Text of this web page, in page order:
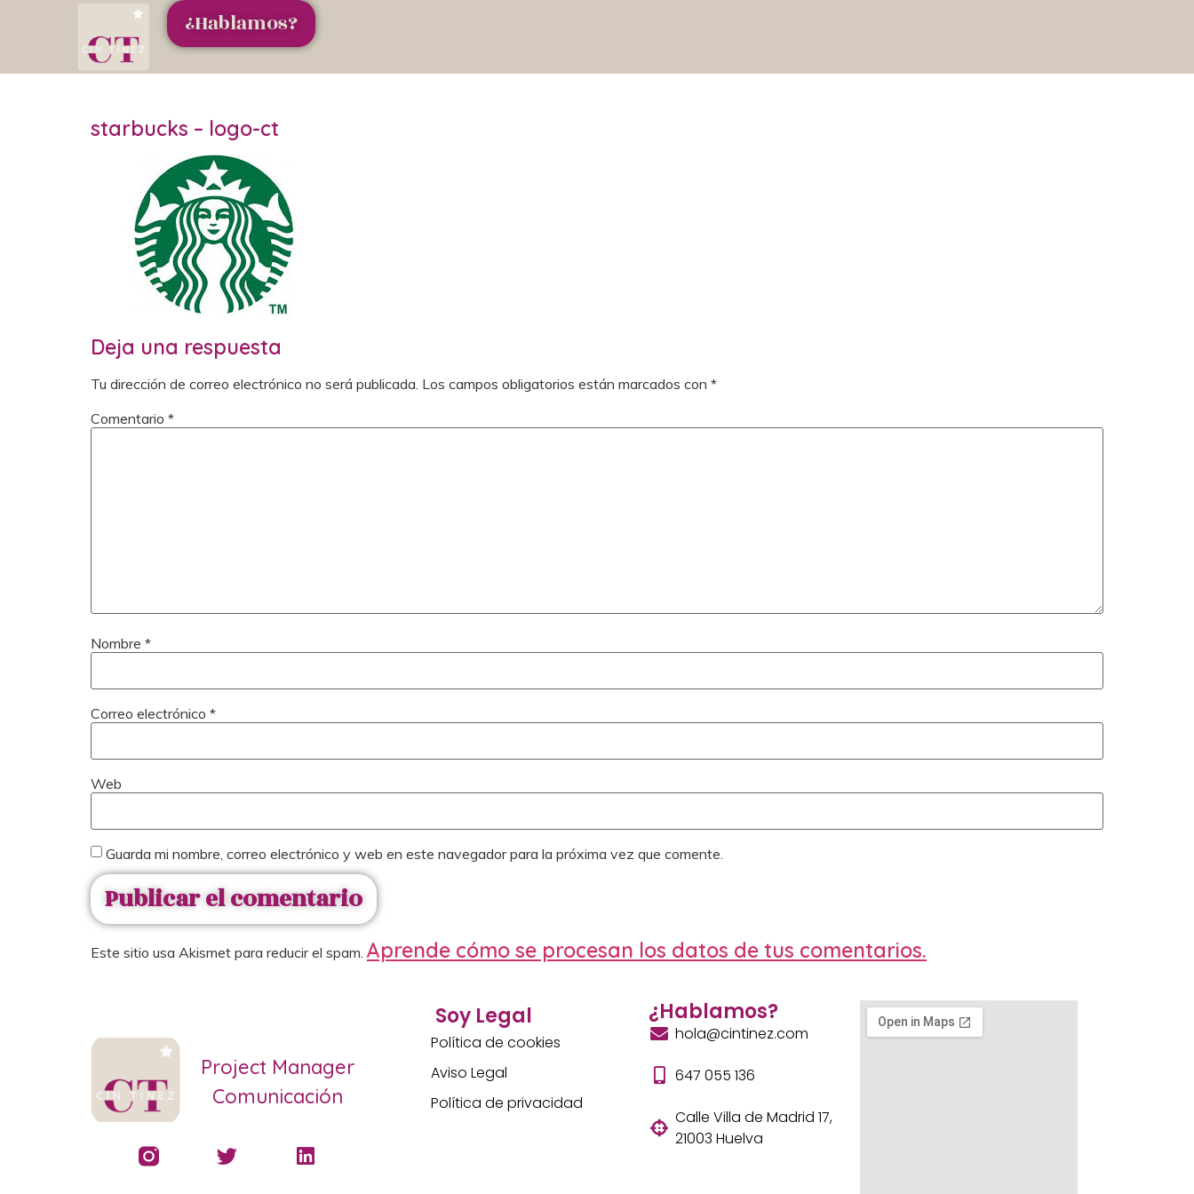
¿Hablamos?
starbucks – logo-ct
Deja una respuesta
Tu dirección de correo electrónico no será publicada. Los campos obligatorios están marcados con *
Comentario *
Nombre *
Correo electrónico *
Web
Guarda mi nombre, correo electrónico y web en este navegador para la próxima vez que comente.
Este sitio usa Akismet para reducir el spam. Aprende cómo se procesan los datos de tus comentarios.
Project Manager
Comunicación
Soy Legal
Política de cookies
Aviso Legal
Política de privacidad
¿Hablamos?
hola@cintinez.com
647 055 136
Calle Villa de Madrid 17,
21003 Huelva